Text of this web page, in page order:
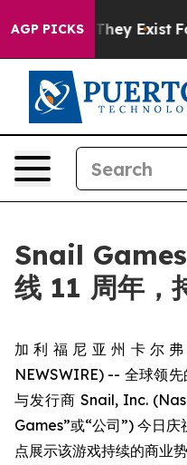
AGP PICKS
Proof They Exist Fox
Snail
线 11 周年，
加利福尼亚州卡尔弗
NEWSWIRE) -- 全球领
与发行商 Snail, Inc.
Games”或“公司”) 今日庆
点展示该游戏持续的商业